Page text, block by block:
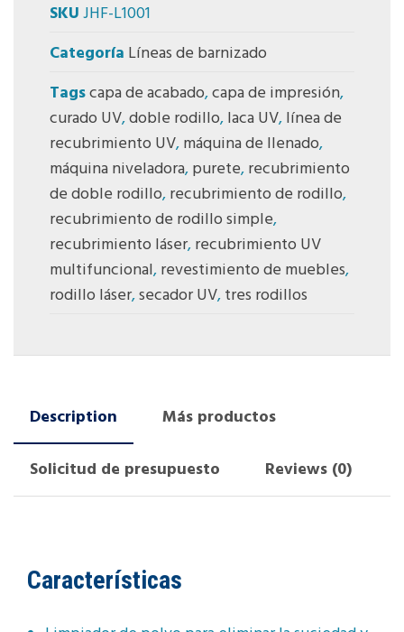
SKUJHF-L1001
Categoría Líneas de barnizado
Tagscapa de acabado,capa de impresión,
curado UV,doble rodillo,laca UV,línea de
recubrimiento UV,máquina de llenado,
máquina niveladora,purete,recubrimiento
de doble rodillo,recubrimiento de rodillo,
recubrimiento de rodillo simple,
recubrimiento láser,recubrimiento UV
multifuncional,revestimiento de muebles,
rodillo láser,secador UV,tres rodillos
Description
Más productos
Solicitud de presupuesto
Reviews (0)
Características